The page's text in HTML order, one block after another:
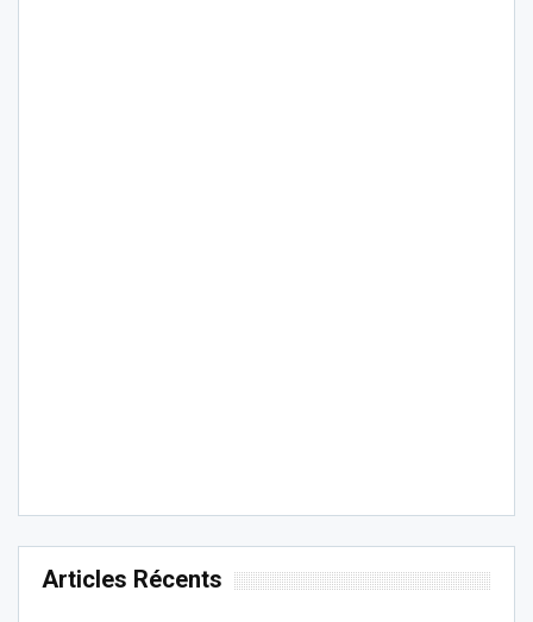
Articles Récents